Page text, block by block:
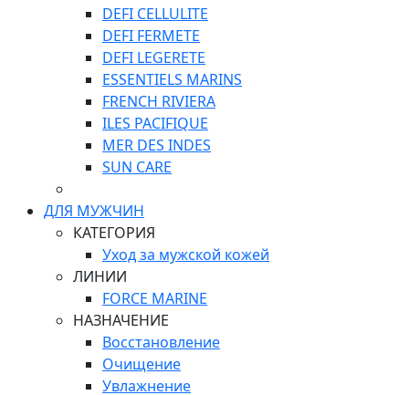
DEFI CELLULITE
DEFI FERMETE
DEFI LEGERETE
ESSENTIELS MARINS
FRENCH RIVIERA
ILES PACIFIQUE
MER DES INDES
SUN CARE
ДЛЯ МУЖЧИН
КАТЕГОРИЯ
Уход за мужской кожей
ЛИНИИ
FORCE MARINE
НАЗНАЧЕНИЕ
Восстановление
Очищение
Увлажнение